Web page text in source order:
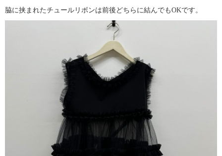
脇に挟まれたチュールリボンは前後どちらに結んでもOKです。